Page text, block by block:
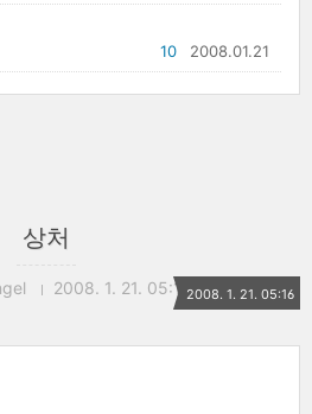
2008.01.21
10
상처
2008. 1. 21. 05:162008. 1. 21. 05:16